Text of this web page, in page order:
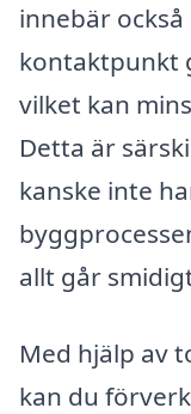
innebär
kontaktpunkt
vilket kan
Detta är
kanske inte
allt går
Med hjälp av
kan du